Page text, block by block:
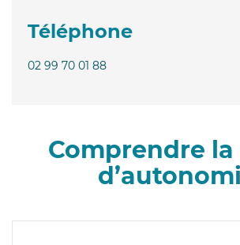
Téléphone
02 99 70 01 88
Comprendre